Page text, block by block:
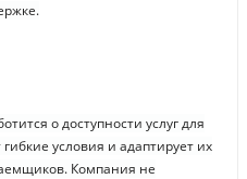
о доступности услуг для
условия и адаптирует их
Компания не